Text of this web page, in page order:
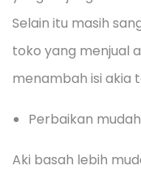
Selain itu masih
toko yang menjual
menambah isi akia
Perbaikan mudah
Aki basah lebih